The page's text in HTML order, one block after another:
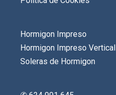
Hormigon Impreso
Hormigon Impreso Vertical
Soleras de Hormigon